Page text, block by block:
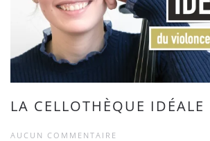
LA CELLOTHÈQUE IDÉALE
AUCUN COMMENTAIRE